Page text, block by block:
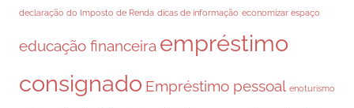
declaração do Imposto de Renda dicas de informação economizar espaço
educação financeira empréstimo
consignado Empréstimo pessoal enoturismo